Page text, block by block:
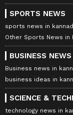
SPORTS NEWS
sports news in
Other Sports News in
BUSINESS NEWS
Business news in
business ideas in
SCIENCE &
technology news in